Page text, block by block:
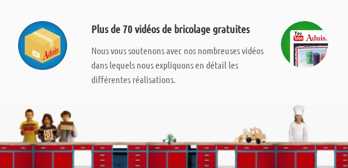
Plus de 70 vidéos de bricolage gratuites
Nous vous soutenons avec nos nombreuses vidéos
dans lequels nous expliquons en détail les
différentes réalisations.